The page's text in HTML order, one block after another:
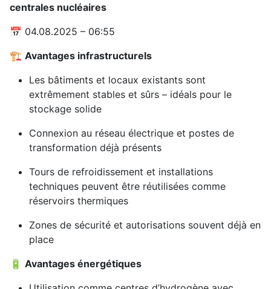
centrales nucléaires
📅 04.08.2025 – 06:55
🏗️ Avantages infrastructurels
Les bâtiments et locaux existants sont
extrêmement stables et sûrs – idéals pour le
stockage solide
Connexion au réseau électrique et postes de
transformation déjà présents
Tours de refroidissement et installations
techniques peuvent être réutilisées comme
réservoirs thermiques
Zones de sécurité et autorisations souvent déjà en
place
🔋 Avantages énergétiques